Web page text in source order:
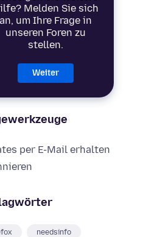
Melden Sie sich
an, um Ihre Frage in
unseren Foren zu
stellen.
Weiter
per E-Mail erhalten
needsinfo